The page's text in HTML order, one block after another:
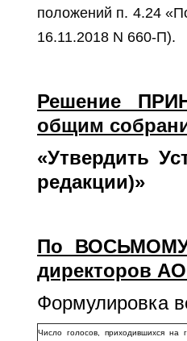
положений п. 4.24
16.11.2018 N 660-П).
Решение
общим
«Утвердить
редакции)»
По ВОСЬМОМУ
директоров
Формулировка
Число голосов, приходившихся